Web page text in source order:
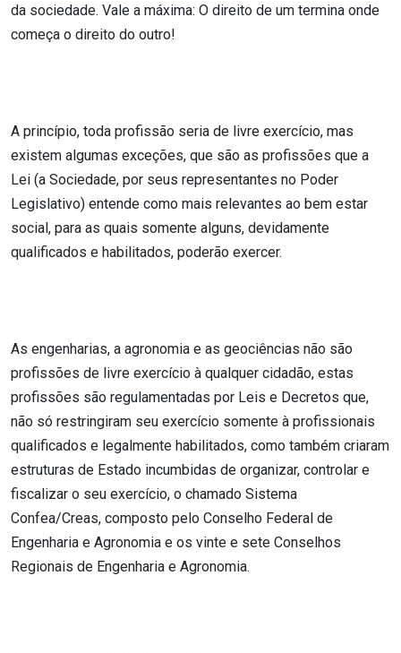
da sociedade. Vale a máxima: O direito de um termina onde
começa o direito do outro!
A princípio, toda profissão seria de livre exercício, mas
existem algumas exceções, que são as profissões que a
Lei (a Sociedade, por seus representantes no Poder
Legislativo) entende como mais relevantes ao bem estar
social, para as quais somente alguns, devidamente
qualificados e habilitados, poderão exercer.
As engenharias, a agronomia e as geociências não são
profissões de livre exercício à qualquer cidadão, estas
profissões são regulamentadas por Leis e Decretos que,
não só restringiram seu exercício somente à profissionais
qualificados e legalmente habilitados, como também criaram
estruturas de Estado incumbidas de organizar, controlar e
fiscalizar o seu exercício, o chamado Sistema
Confea/Creas, composto pelo Conselho Federal de
Engenharia e Agronomia e os vinte e sete Conselhos
Regionais de Engenharia e Agronomia.